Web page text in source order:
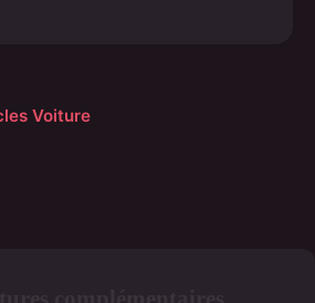
Voiture